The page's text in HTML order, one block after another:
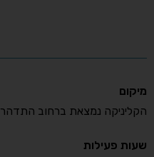
מיקום
הקליניקה נמצאת ברחוב התדהר 15, בית אליהו , אזור התעשייה רעננה.
שעות פעילות